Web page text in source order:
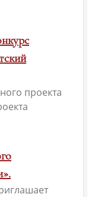
проекта